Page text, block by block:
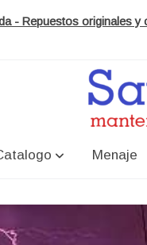
- Repuestos originales y
Menaje